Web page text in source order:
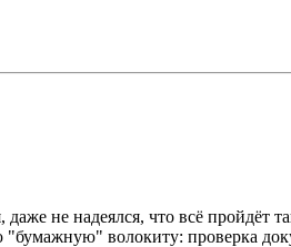
не надеялся, что всё пройдёт
волокиту: проверка